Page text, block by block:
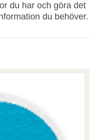
du har och göra det
du behöver.